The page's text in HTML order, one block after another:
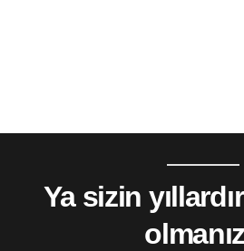
Ya sizin